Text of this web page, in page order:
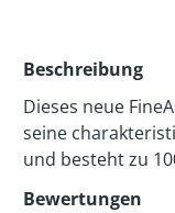
Beschreibung
Dieses neue
seine
und besteht zu
Bewertungen